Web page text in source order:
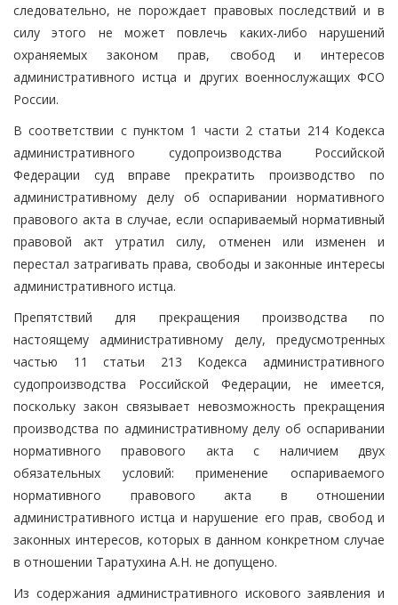
следовательно, не порождает правовых последствий и в
силу этого не может повлечь каких-либо нарушений
охраняемых законом прав, свобод и интересов
административного истца и других военнослужащих ФСО
России.
В соответствии с пунктом 1 части 2 статьи 214 Кодекса
административного судопроизводства Российской
Федерации суд вправе прекратить производство по
административному делу об оспаривании нормативного
правового акта в случае, если оспариваемый нормативный
правовой акт утратил силу, отменен или изменен и
перестал затрагивать права, свободы и законные интересы
административного истца.
Препятствий для прекращения производства по
настоящему административному делу, предусмотренных
частью 11 статьи 213 Кодекса административного
судопроизводства Российской Федерации, не имеется,
поскольку закон связывает невозможность прекращения
производства по административному делу об оспаривании
нормативного правового акта с наличием двух
обязательных условий: применение оспариваемого
нормативного правового акта в отношении
административного истца и нарушение его прав, свобод и
законных интересов, которых в данном конкретном случае
в отношении Таратухина А.Н. не допущено.
Из содержания административного искового заявления и